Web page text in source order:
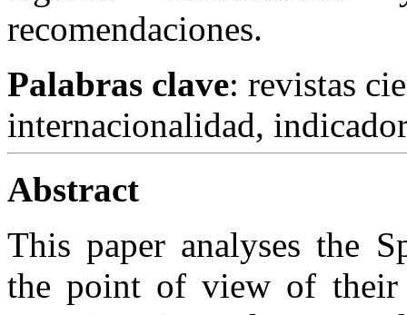
recomendaciones.
Palabras clave: revistas
internacionalidad,
Abstract
This paper analyses the
the point of view of their